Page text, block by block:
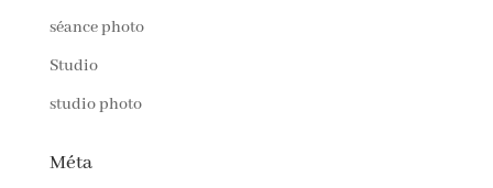
séance photo
Studio
studio photo
Méta